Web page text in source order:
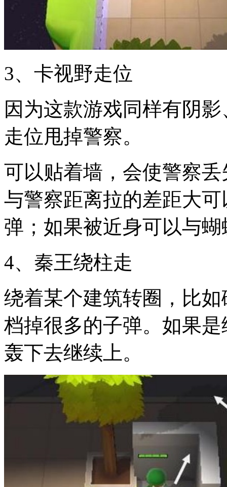
3、卡视野走位
因为这款游戏同样有阴
走位甩掉警察。
可以贴着墙，会使警察
与警察距离拉的差距大
弹；如果被近身可以与
4、秦王绕柱走
绕着某个建筑转圈，比
档掉很多的子弹。如果
轰下去继续上。